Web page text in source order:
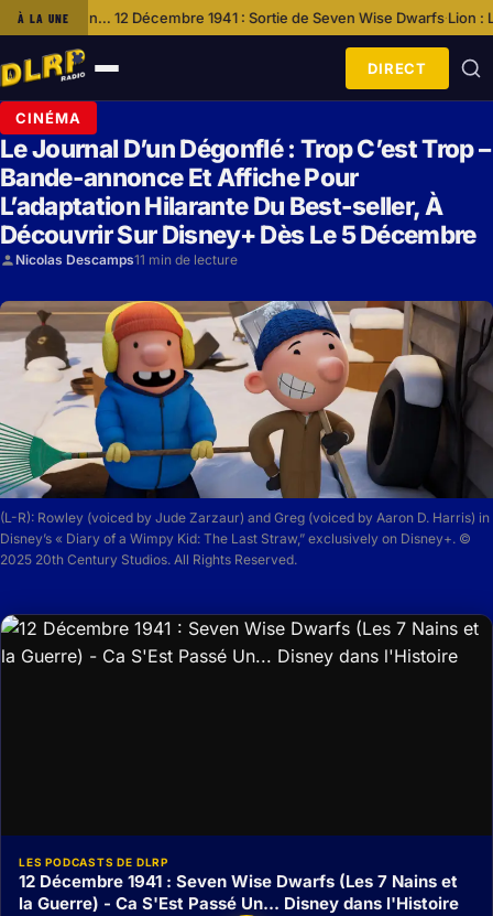
À LA UNE
Décembre 1941 : Sortie de Seven Wise Dwarfs·Lion : La Série
Ouvrir
le
menu
DIRECT
CINÉMA
Le Journal D’un Dégonflé : Trop C’est Trop –
Bande-annonce Et Affiche Pour
L’adaptation Hilarante Du Best-seller, À
Découvrir Sur Disney+ Dès Le 5 Décembre
Nicolas Descamps11 min de lecture
(L-R): Rowley (voiced by Jude Zarzaur) and Greg (voiced by Aaron D. Harris) in
Disney’s « Diary of a Wimpy Kid: The Last Straw,” exclusively on Disney+. ©
2025 20th Century Studios. All Rights Reserved.
LES PODCASTS DE DLRP
12 Décembre 1941 : Seven Wise Dwarfs (Les 7 Nains et
la Guerre) - Ca S'Est Passé Un... Disney dans l'Histoire